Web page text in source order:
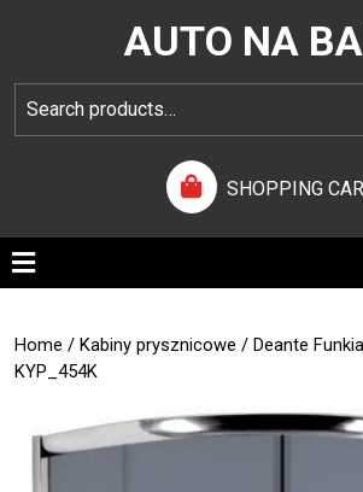
AUTO NA
SHOPPING
Home / Kabiny prysznicowe / Deante
KYP_454K